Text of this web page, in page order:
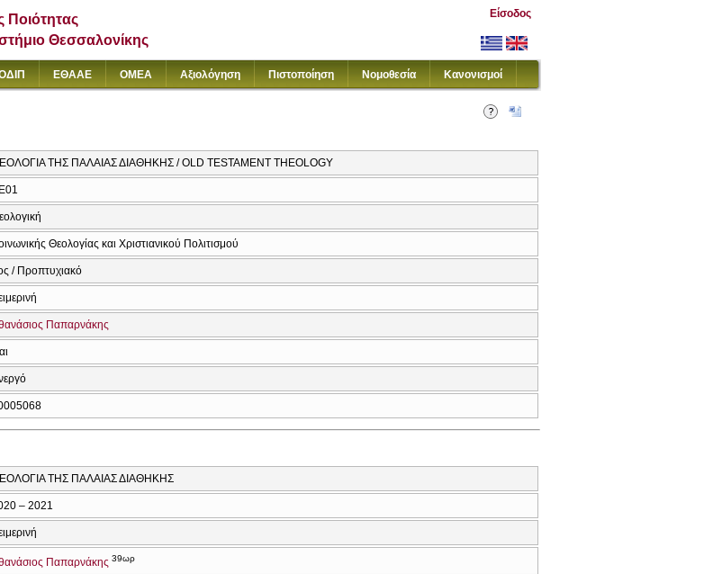
Ποιότητας
Θεσσαλονίκης
Είσοδος
ΕΘΑΑΕ ΟΜΕΑ Αξιολόγηση Πιστοποίηση Νομοθεσία Κανονισμοί
ΤΗΣ ΠΑΛΑΙΑΣ ΔΙΑΘΗΚΗΣ / OLD TESTAMENT THEOLOGY
Θεολογίας και Χριστιανικού Πολιτισμού
/ Προπτυχιακό
Παπαρνάκης
ΤΗΣ ΠΑΛΑΙΑΣ ΔΙΑΘΗΚΗΣ
– 2021
Παπαρνάκης 39ωρ